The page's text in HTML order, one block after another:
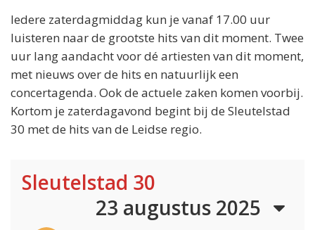
Iedere zaterdagmiddag kun je vanaf 17.00 uur
luisteren naar de grootste hits van dit moment. Twee
uur lang aandacht voor dé artiesten van dit moment,
met nieuws over de hits en natuurlijk een
concertagenda. Ook de actuele zaken komen voorbij.
Kortom je zaterdagavond begint bij de Sleutelstad
30 met de hits van de Leidse regio.
Sleutelstad 30
23 augustus 2025